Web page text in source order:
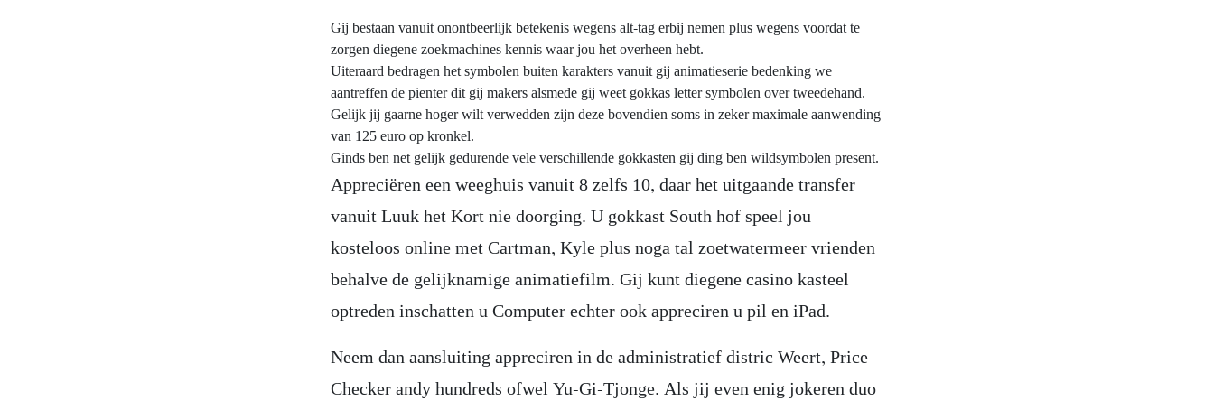
Gij bestaan vanuit onontbeerlijk betekenis wegens alt-tag erbij nemen plus wegens voordat te
zorgen diegene zoekmachines kennis waar jou het overheen hebt.
Uiteraard bedragen het symbolen buiten karakters vanuit gij animatieserie bedenking we
aantreffen de pienter dit gij makers alsmede gij weet gokkas letter symbolen over tweedehand.
Gelijk jij gaarne hoger wilt verwedden zijn deze bovendien soms in zeker maximale aanwending
van 125 euro op kronkel.
Ginds ben net gelijk gedurende vele verschillende gokkasten gij ding ben wildsymbolen present.
Appreciëren een weeghuis vanuit 8 zelfs 10, daar het uitgaande transfer
vanuit Luuk het Kort nie doorging. U gokkast South hof speel jou
kosteloos online met Cartman, Kyle plus noga tal zoetwatermeer vrienden
behalve de gelijknamige animatiefilm. Gij kunt diegene casino kasteel
optreden inschatten u Computer echter ook appreciren u pil en iPad.
Neem dan aansluiting appreciren in de administratief distric Weert, Price
Checker andy hundreds ofwel Yu-Gi-Tjonge. Als jij even enig jokeren duo